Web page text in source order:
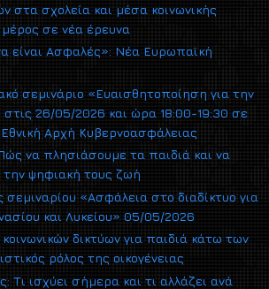
στα σχολεία και μέσα κοινωνικής
σε νέα έρευνα
είναι Ασφαλές»: Νέα Ευρωπαϊκή
σεμινάριο «Ευαισθητοποίηση για την
26/05/2026 και ώρα 18:00-19:30 σε
Αρχή Κυβερνοασφάλειας
να πλησιάσουμε τα παιδιά και να
την ψηφιακή τους ζωή
«Ασφάλεια στο διαδίκτυο για
και Λυκείου» 05/05/2026
δικτύων για παιδιά κάτω των
ρόλος της οικογένειας
Τι ισχύει σήμερα και τι αλλάζει ανά